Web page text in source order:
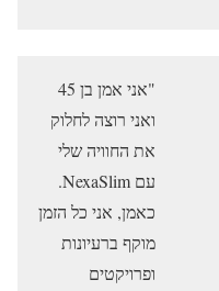
"אני אמן בן 45
ואני רוצה לחלוק
את החוויה שלי
עם NexaSlim.
כאמן, אני כל הזמן
מוקף ברעיונות
ופרויקטים